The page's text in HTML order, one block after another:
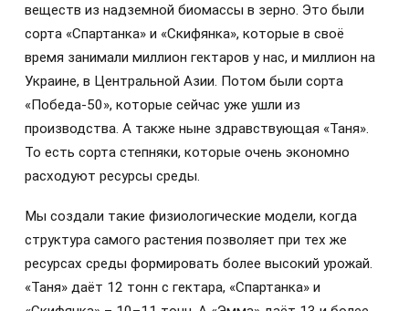
веществ из надземной биомассы в зерно. Это были
сорта «Спартанка» и «Скифянка», которые в своё
время занимали миллион гектаров у нас, и миллион на
Украине, в Центральной Азии. Потом были сорта
«Победа-50», которые сейчас уже ушли из
производства. А также ныне здравствующая «Таня».
То есть сорта степняки, которые очень экономно
расходуют ресурсы среды.
Мы создали такие физиологические модели, когда
структура самого растения позволяет при тех же
ресурсах среды формировать более высокий урожай.
«Таня» даёт 12 тонн с гектара, «Спартанка» и